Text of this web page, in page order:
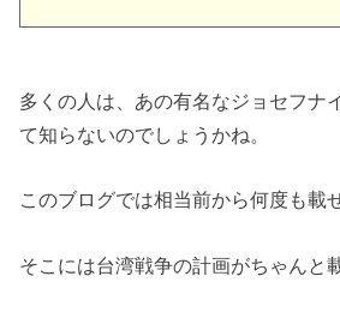
多くの人は、あの有名なジョセフナ
て知らないのでしょうかね。
このブログでは相当前から何度も載
そこには台湾戦争の計画がちゃんと